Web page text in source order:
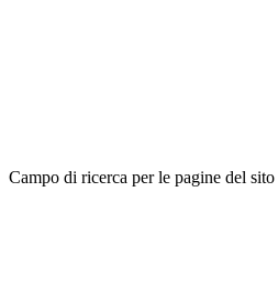
Campo di ricerca per le pagine del sito